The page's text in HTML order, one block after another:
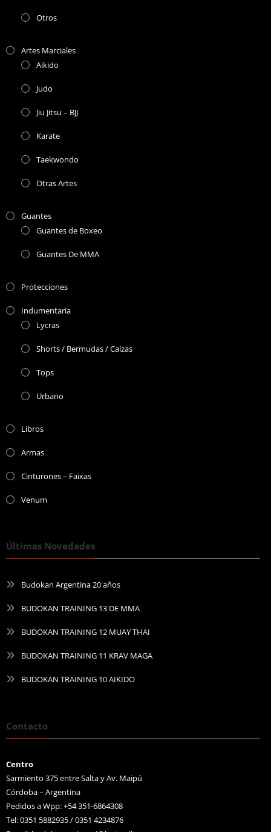
Otros
Artes Marciales
Aikido
Judo
Jiu Jitsu – BJJ
Karate
Taekwondo
Otras Artes
Guantes
Guantes de Boxeo
Guantes De MMA
Protecciones
Indumentaria
Lycras
Shorts / Bermudas / Calzas
Tops
Urbano
Libros
Armas
Cinturones – Faixas
Venum
Últimas Novedades
Budokan Argentina 20 años
BUDOKAN TRAINING 13 DE MMA
BUDOKAN TRAINING 12 MUAY THAI
BUDOKAN TRAINING 11 KRAV MAGA
BUDOKAN TRAINING 10 AIKIDO
Contacto
Centro
Sarmiento 375 entre Salta y Av. Maipú
Córdoba – Argentina
Pedidos a Wpp: +54 351-6864308
Tel: 0351 5882935 / 0351 4234876